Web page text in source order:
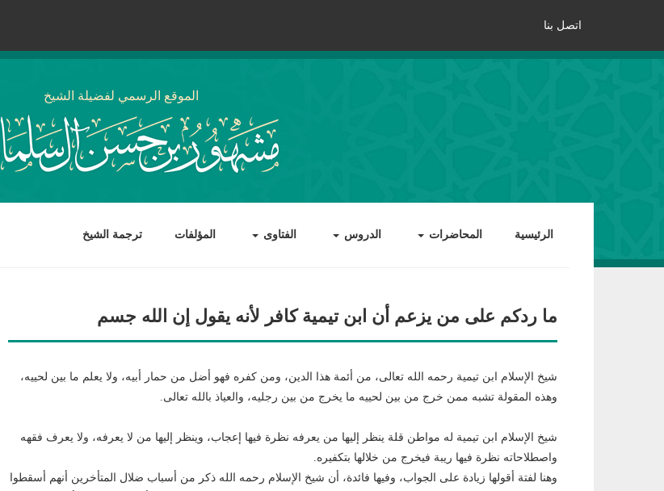
اتصل بنا
الموقع الرسمي لفضيلة الشيخ
الرئيسية المحاضرات الدروس الفتاوى المؤلفات ترجمة الشيخ
ما ردكم على من يزعم أن ابن تيمية كافر لأنه يقول إن الله جسم
شيخ الإسلام ابن تيمية رحمه الله تعالى، من أئمة هذا الدين، ومن كفره فهو أضل من حمار أبيه، ولا يعلم ما بين لحييه،
وهذه المقولة تشبه ممن خرج من بين لحييه ما يخرج من بين رجليه، والعياذ بالله تعالى.
شيخ الإسلام ابن تيمية له مواطن قلة ينظر إليها من يعرفه نظرة فيها إعجاب، وينظر إليها من لا يعرفه، ولا يعرف فقهه
واصطلاحاته نظرة فيها ريبة فيخرج من خلالها بتكفيره.
وهنا لفتة أقولها زيادة على الجواب، وفيها فائدة، أن شيخ الإسلام رحمه الله ذكر من أسباب ضلال المتأخرين أنهم أسقطوا